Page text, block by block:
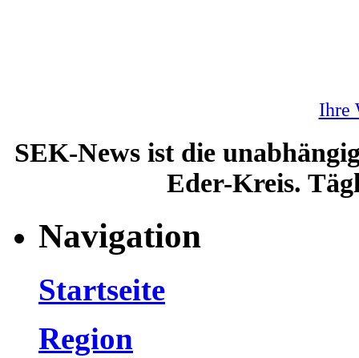
Ihre
SEK-News ist die
Eder-Kreis.
Navigation
Startseite
Region